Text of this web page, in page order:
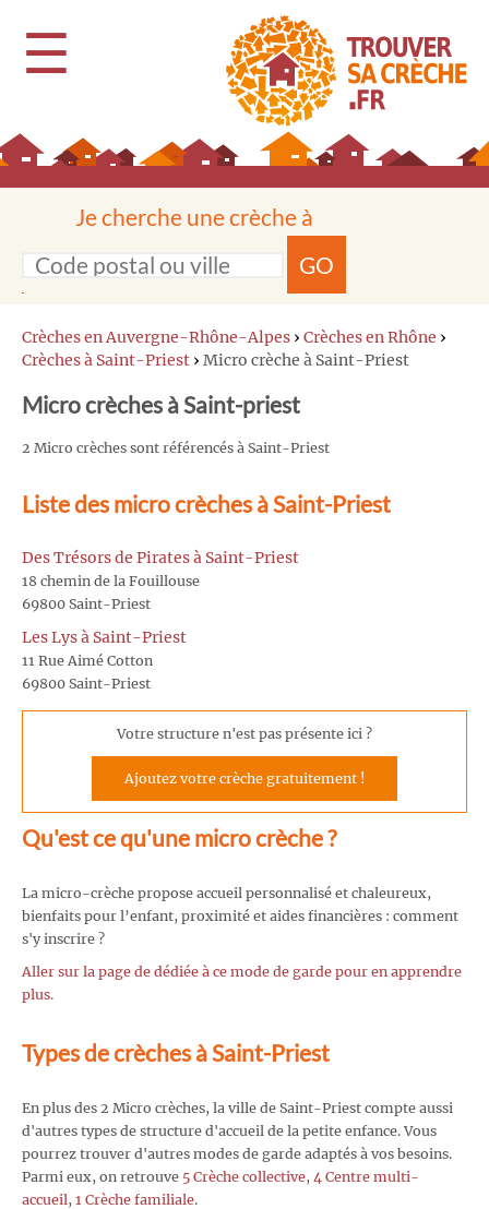
☰
Je cherche une crèche à
GO
Crèches en Auvergne-Rhône-Alpes › Crèches en Rhône ›
Crèches à Saint-Priest › Micro crèche à Saint-Priest
Micro crèches à Saint-priest
2 Micro crèches sont référencés à Saint-Priest
Liste des micro crèches à Saint-Priest
Des Trésors de Pirates à Saint-Priest
18 chemin de la Fouillouse
69800 Saint-Priest
Les Lys à Saint-Priest
11 Rue Aimé Cotton
69800 Saint-Priest
Votre structure n'est pas présente ici ?
Ajoutez votre crèche gratuitement !
Qu'est ce qu'une micro crèche ?
La micro-crèche propose accueil personnalisé et chaleureux,
bienfaits pour l’enfant, proximité et aides financières : comment
s'y inscrire ?
Aller sur la page de dédiée à ce mode de garde pour en apprendre
plus.
Types de crèches à Saint-Priest
En plus des 2 Micro crèches, la ville de Saint-Priest compte aussi
d'autres types de structure d'accueil de la petite enfance. Vous
pourrez trouver d'autres modes de garde adaptés à vos besoins.
Parmi eux, on retrouve 5 Crèche collective, 4 Centre multi-
accueil, 1 Crèche familiale.